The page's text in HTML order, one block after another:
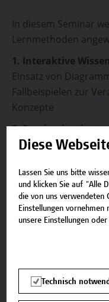
In diesem Seminar
Lernmethoden
1. Interaktive
Einsatz von
Fallbeispielen zur
Konzepte
2.
Hands-on-Übungen
3. Kollaboratives
Feedback
4. Trainergeführte
Moderierte
DI Dr. Igor
Fachbereich
Diese
Lassen Sie uns bitte
und klicken Sie auf "Alle
die von uns verwendeten
Einstellungen
unsere Einstellungen
Technisch